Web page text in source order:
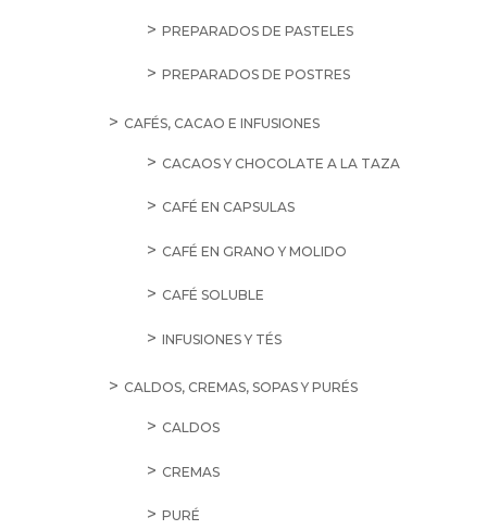
PREPARADOS DE PASTELES
PREPARADOS DE POSTRES
CAFÉS, CACAO E INFUSIONES
CACAOS Y CHOCOLATE A LA TAZA
CAFÉ EN CAPSULAS
CAFÉ EN GRANO Y MOLIDO
CAFÉ SOLUBLE
INFUSIONES Y TÉS
CALDOS, CREMAS, SOPAS Y PURÉS
CALDOS
CREMAS
PURÉ